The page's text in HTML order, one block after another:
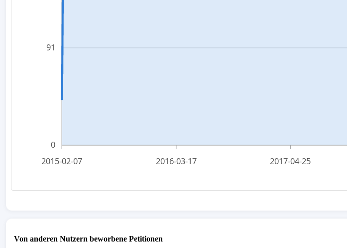
0
91
2015-02-07 2016-03-17 2017-04-25
Von anderen Nutzern beworbene Petitionen